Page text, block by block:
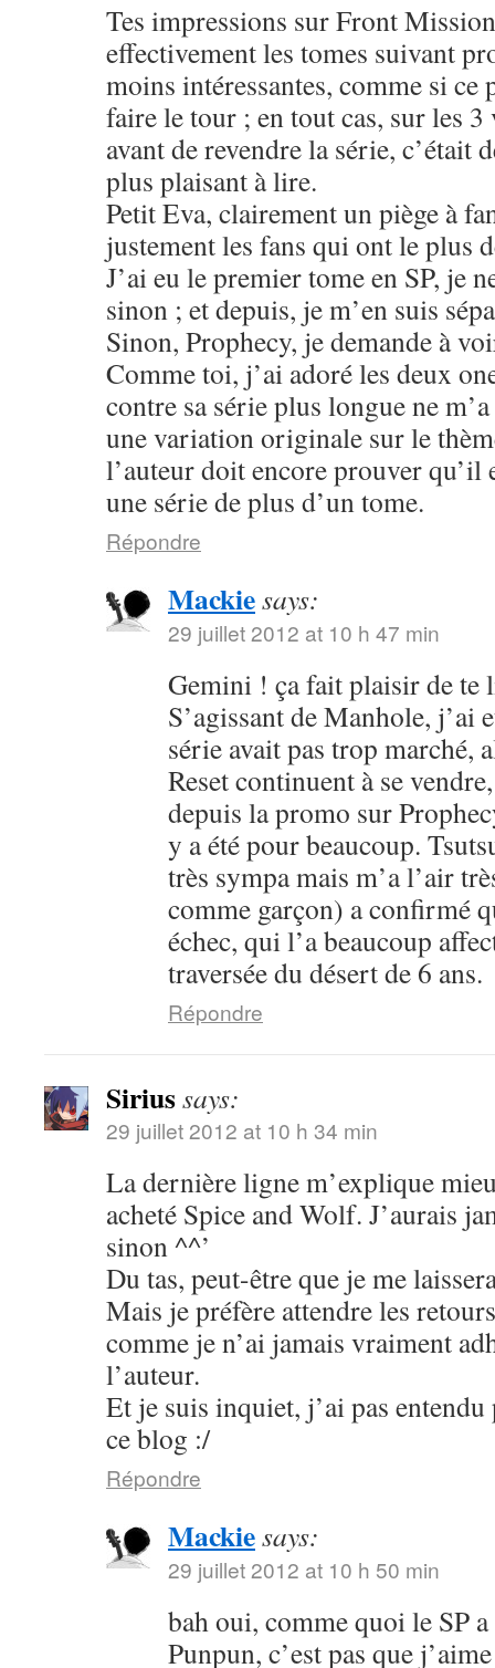
Tes impressions sur Front
effectivement les tomes suivant
moins intéressantes, comme si
faire le tour ; en tout cas, sur les
avant de revendre la série, c’était
plus plaisant à lire.
Petit Eva, clairement un piège à
justement les fans qui ont le plus
J’ai eu le premier tome en SP, je
sinon ; et depuis, je m’en suis
Sinon, Prophecy, je demande à
Comme toi, j’ai adoré les deux
contre sa série plus longue ne
une variation originale sur le
l’auteur doit encore prouver qu’il
une série de plus d’un tome.
Répondre
Mackiesays:
29 juillet 2012 at 10 h 47 min
Gemini ! ça fait plaisir de te
S’agissant de Manhole,
série avait pas trop marché,
Reset continuent à se
depuis la promo sur
y a été pour beaucoup.
très sympa mais m’a l’air
comme garçon) a confirmé
échec, qui l’a beaucoup
traversée du désert de 6 ans.
Répondre
Siriussays:
29 juillet 2012 at 10 h 34 min
La dernière ligne m’explique
acheté Spice and Wolf. J’aurais
sinon ^^’
Du tas, peut-être que je me
Mais je préfère attendre les
comme je n’ai jamais vraiment
l’auteur.
Et je suis inquiet, j’ai pas
ce blog :/
Répondre
Mackiesays:
29 juillet 2012 at 10 h 50 min
bah oui, comme quoi le SP
Punpun, c’est pas que